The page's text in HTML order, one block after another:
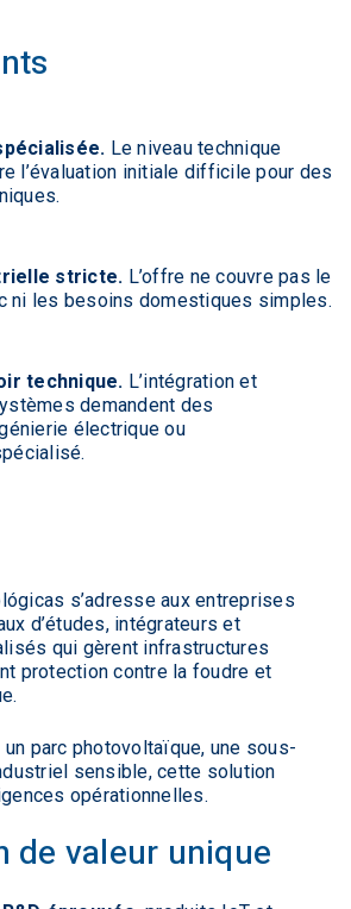
Le niveau technique
l’évaluation initiale difficile pour des
stricte. L’offre ne couvre pas le
ni les besoins domestiques simples.
technique. L’intégration et
demandent des
électrique ou
s’adresse aux entreprises
d’études, intégrateurs et
qui gèrent infrastructures
protection contre la foudre et
parc photovoltaïque, une sous-
sensible, cette solution
opérationnelles.
de valeur unique